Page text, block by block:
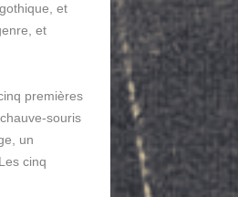
et
et
premières
souris
un
cinq